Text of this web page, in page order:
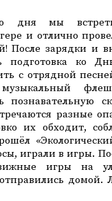
дня мы
и отлично
После зарядки и
подготовка ко
с отрядной
познавательную
разные
их обходит,
играли в игры.
игры на
домой.